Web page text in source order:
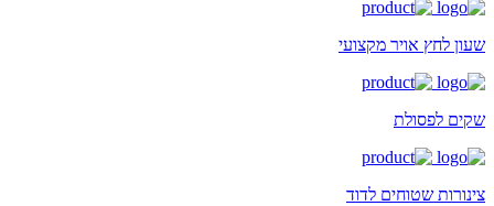
שעון לחץ אויר מקצועי
שקים לפסולת
צינורות שטוחים לדוד